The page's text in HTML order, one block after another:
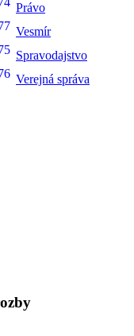
Právo
Vesmír
Spravodajstvo
Verejná správa